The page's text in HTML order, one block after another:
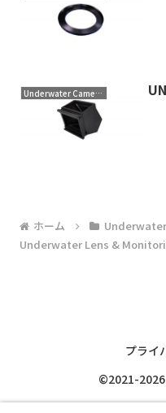
Underwater Camera Accessory
ホーム
Underwater Lens &
プライ
©2021-